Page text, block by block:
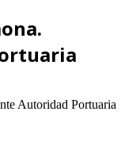
Autoridad Portuaria